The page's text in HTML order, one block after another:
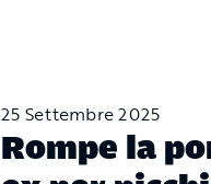
25 Settembre 2025
Rompe la